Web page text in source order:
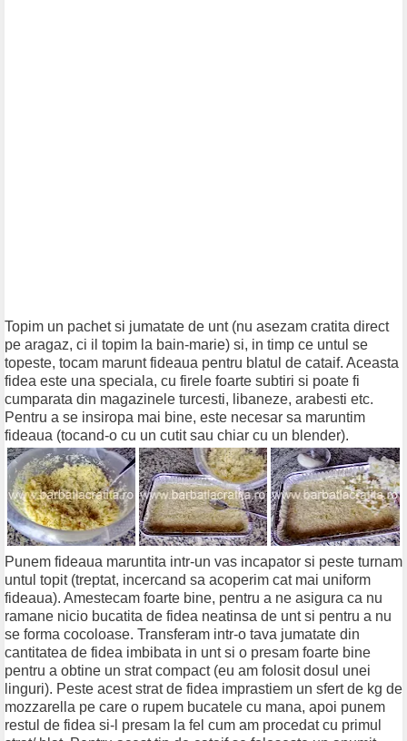
Topim un pachet si jumatate de unt (nu asezam cratita direct
pe aragaz, ci il topim la bain-marie) si, in timp ce untul se
topeste, tocam marunt fideaua pentru blatul de cataif. Aceasta
fidea este una speciala, cu firele foarte subtiri si poate fi
cumparata din magazinele turcesti, libaneze, arabesti etc.
Pentru a se insiropa mai bine, este necesar sa maruntim
fideaua (tocand-o cu un cutit sau chiar cu un blender).
Punem fideaua maruntita intr-un vas incapator si peste turnam
untul topit (treptat, incercand sa acoperim cat mai uniform
fideaua). Amestecam foarte bine, pentru a ne asigura ca nu
ramane nicio bucatita de fidea neatinsa de unt si pentru a nu
se forma cocoloase. Transferam intr-o tava jumatate din
cantitatea de fidea imbibata in unt si o presam foarte bine
pentru a obtine un strat compact (eu am folosit dosul unei
linguri). Peste acest strat de fidea imprastiem un sfert de kg de
mozzarella pe care o rupem bucatele cu mana, apoi punem
restul de fidea si-l presam la fel cum am procedat cu primul